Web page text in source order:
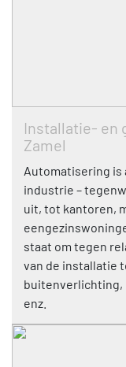
Installatie- en
Zamel
Automatisering is
industrie –
uit, tot kantoren,
staat om tegen
van de installatie
buitenverlichting,
enz.